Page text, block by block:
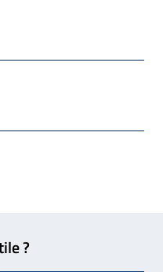
esterno - Apertura in
in nuova finestra
programma di posta
scelta meno
?